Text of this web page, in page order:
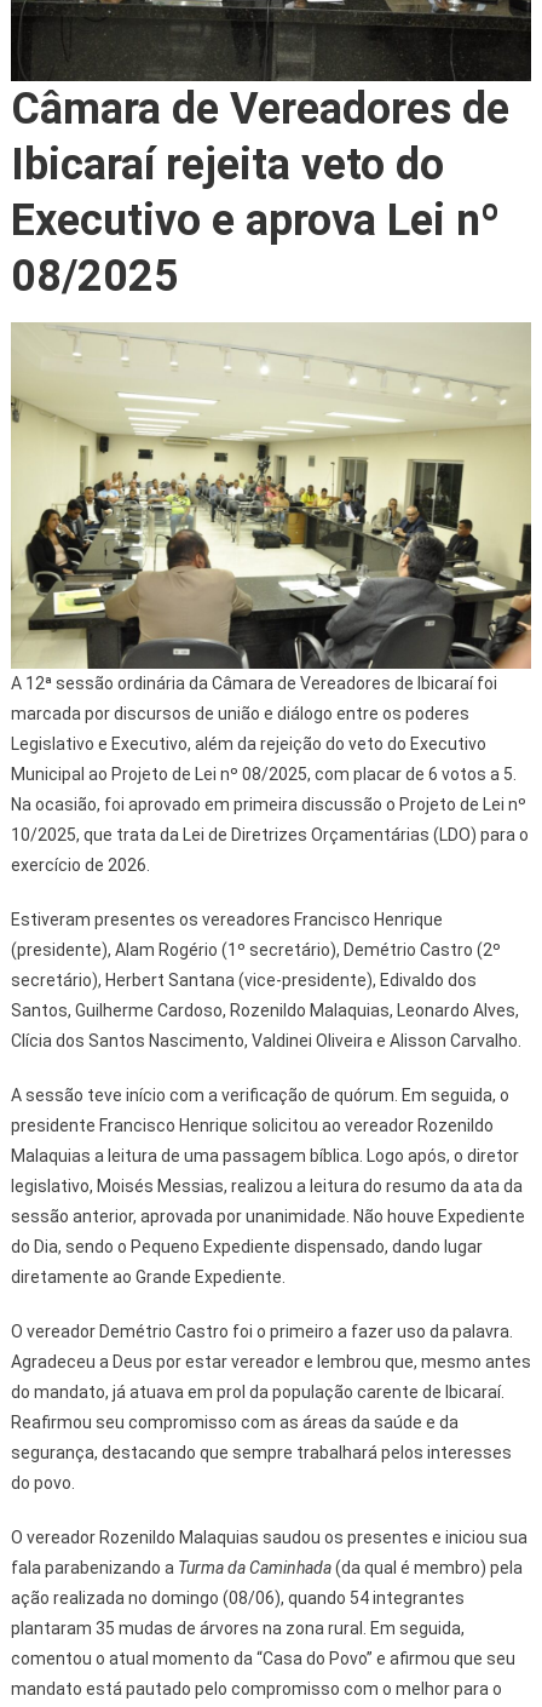
Câmara de Vereadores de
Ibicaraí rejeita veto do
Executivo e aprova Lei nº
08/2025
A 12ª sessão ordinária da Câmara de Vereadores de Ibicaraí foi
marcada por discursos de união e diálogo entre os poderes
Legislativo e Executivo, além da rejeição do veto do Executivo
Municipal ao Projeto de Lei nº 08/2025, com placar de 6 votos a 5.
Na ocasião, foi aprovado em primeira discussão o Projeto de Lei nº
10/2025, que trata da Lei de Diretrizes Orçamentárias (LDO) para o
exercício de 2026.
Estiveram presentes os vereadores Francisco Henrique
(presidente), Alam Rogério (1º secretário), Demétrio Castro (2º
secretário), Herbert Santana (vice-presidente), Edivaldo dos
Santos, Guilherme Cardoso, Rozenildo Malaquias, Leonardo Alves,
Clícia dos Santos Nascimento, Valdinei Oliveira e Alisson Carvalho.
A sessão teve início com a verificação de quórum. Em seguida, o
presidente Francisco Henrique solicitou ao vereador Rozenildo
Malaquias a leitura de uma passagem bíblica. Logo após, o diretor
legislativo, Moisés Messias, realizou a leitura do resumo da ata da
sessão anterior, aprovada por unanimidade. Não houve Expediente
do Dia, sendo o Pequeno Expediente dispensado, dando lugar
diretamente ao Grande Expediente.
O vereador Demétrio Castro foi o primeiro a fazer uso da palavra.
Agradeceu a Deus por estar vereador e lembrou que, mesmo antes
do mandato, já atuava em prol da população carente de Ibicaraí.
Reafirmou seu compromisso com as áreas da saúde e da
segurança, destacando que sempre trabalhará pelos interesses
do povo.
O vereador Rozenildo Malaquias saudou os presentes e iniciou sua
fala parabenizando a Turma da Caminhada(da qual é membro) pela
ação realizada no domingo (08/06), quando 54 integrantes
plantaram 35 mudas de árvores na zona rural. Em seguida,
comentou o atual momento da “Casa do Povo” e afirmou que seu
mandato está pautado pelo compromisso com o melhor para o